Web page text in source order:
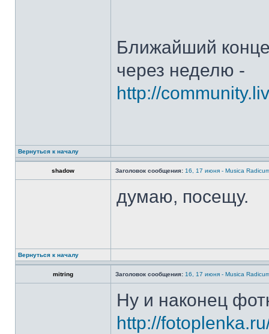
Ближайший
через неделю -
http://
Вернуться к началу
shadow Заголовок сообщения: 16, 17 июня - Musica
думаю, посещу.
Вернуться к началу
mitring Заголовок сообщения: 16, 17 июня - Musica
Ну и наконец
http://